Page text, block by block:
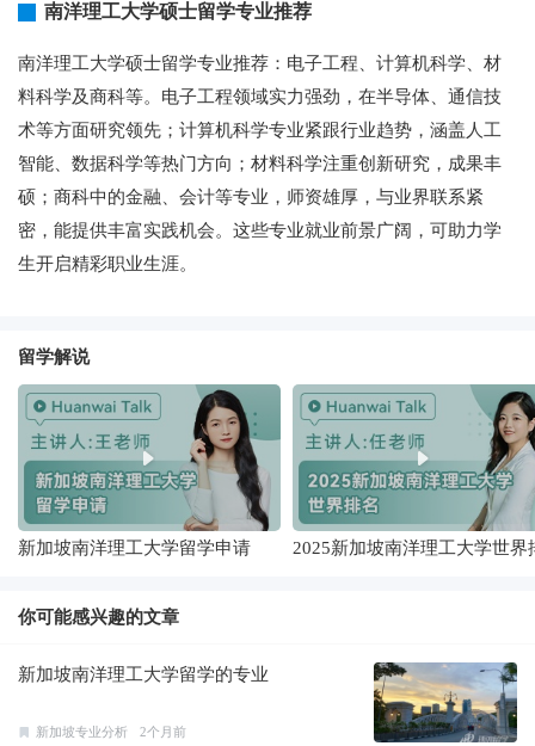
南洋理工大学硕士留学专业推荐
南洋理工大学硕士留学专业推荐：电子工程、计算机科学、材
料科学及商科等。电子工程领域实力强劲，在半导体、通信技
术等方面研究领先；计算机科学专业紧跟行业趋势，涵盖人工
智能、数据科学等热门方向；材料科学注重创新研究，成果丰
硕；商科中的金融、会计等专业，师资雄厚，与业界联系紧
密，能提供丰富实践机会。这些专业就业前景广阔，可助力学
生开启精彩职业生涯。
留学解说
新加坡南洋理工大学留学申请
2025新加坡南洋理工大学世界
你可能感兴趣的文章
新加坡南洋理工大学留学的专业
新加坡专业分析 2个月前